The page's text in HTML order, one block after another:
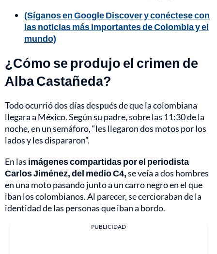
(Síganos en Google Discover y conéctese con
las noticias más importantes de Colombia y el
mundo)
¿Cómo se produjo el crimen de
Alba Castañeda?
Todo ocurrió dos días después de que la colombiana
llegara a México. Según su padre, sobre las 11:30 de la
noche, en un semáforo, “les llegaron dos motos por los
lados y les dispararon”.
En las imágenes compartidas por el periodista
Carlos Jiménez, del medio C4,se veía a dos hombres
en una moto pasando junto a un carro negro en el que
iban los colombianos. Al parecer, se cercioraban de la
identidad de las personas que iban a bordo.
PUBLICIDAD